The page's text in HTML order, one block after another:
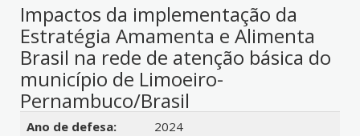
Impactos da implementação da
Estratégia Amamenta e Alimenta
Brasil na rede de atenção básica do
município de Limoeiro-
Pernambuco/Brasil
Detalhes bibliográficos
Ano de defesa:
2024